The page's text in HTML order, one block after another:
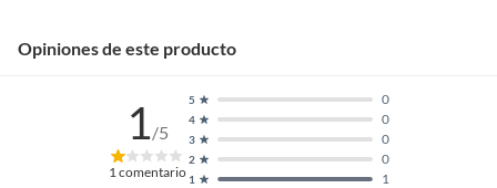
Opiniones de este producto
1/5
1comentario 1 1
2 0
3 0
4 0
5 0